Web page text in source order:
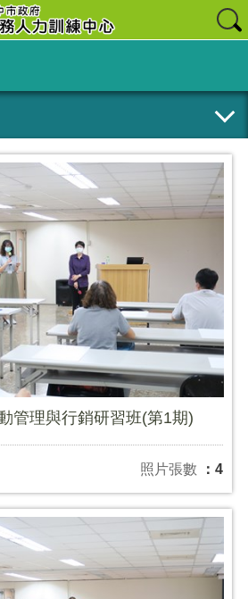
管理與行銷研習班(第1期)
照片張數 ：4